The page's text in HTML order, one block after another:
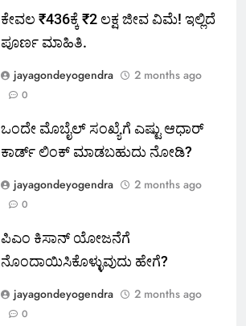
ಕೇವಲ ₹436ಕ್ಕೆ ₹2 ಲಕ್ಷ ಜೀವ ವಿಮೆ! ಇಲ್ಲಿದೆ
ಪೂರ್ಣ ಮಾಹಿತಿ.
jayagondeyogendra
2 months ago
0
ಒಂದೇ ಮೊಬೈಲ್ ಸಂಖ್ಯೆಗೆ ಎಷ್ಟು ಆಧಾರ್
ಕಾರ್ಡ್ ಲಿಂಕ್ ಮಾಡಬಹುದು ನೋಡಿ?
jayagondeyogendra
2 months ago
0
ಪಿಎಂ ಕಿಸಾನ್ ಯೋಜನೆಗೆ
ನೊಂದಾಯಿಸಿಕೊಳ್ಳುವುದು ಹೇಗೆ?
jayagondeyogendra
2 months ago
0